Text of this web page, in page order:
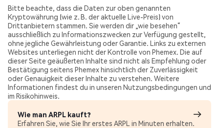
Bitte beachte, dass die Daten zur oben genannten
Kryptowährung (wie z. B. der aktuelle Live-Preis) von
Drittanbietern stammen. Sie werden dir „wie besehen“
ausschließlich zu Informationszwecken zur Verfügung gestellt,
ohne jegliche Gewährleistung oder Garantie. Links zu externen
Websites unterliegen nicht der Kontrolle von Phemex. Die auf
dieser Seite geäußerten Inhalte sind nicht als Empfehlung oder
Bestätigung seitens Phemex hinsichtlich der Zuverlässigkeit
oder Genauigkeit dieser Inhalte zu verstehen. Weitere
Informationen findest du in unseren Nutzungsbedingungen und
im Risikohinweis.
Wie man ARPL kauft?
Erfahren Sie, wie Sie Ihr erstes ARPL in Minuten erhalten.